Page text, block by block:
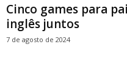
Cinco games para
inglês juntos
7 de agosto de 2024